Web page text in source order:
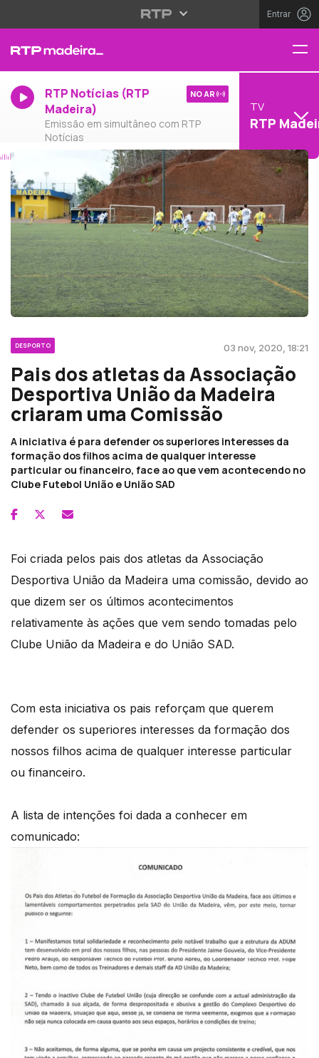
Entrar
RTP Notícias (RTP
Madeira)
Emissão em simultâneo com RTP
Notícias
NO AR
TV
RTP
DESPORTO 03 nov, 2020, 18:21
Pais dos atletas da Associação
Desportiva União da Madeira
criaram uma Comissão
A iniciativa é para defender os superiores interesses da
formação dos filhos acima de qualquer interesse
particular ou financeiro, face ao que vem acontecendo no
Clube Futebol União e União SAD
Foi criada pelos pais dos atletas da Associação
Desportiva União da Madeira uma comissão, devido ao
que dizem ser os últimos acontecimentos
relativamente às ações que vem sendo tomadas pelo
Clube União da Madeira e do União SAD.
Com esta iniciativa os pais reforçam que querem
defender os superiores interesses da formação dos
nossos filhos acima de qualquer interesse particular
ou financeiro.
A lista de intenções foi dada a conhecer em
comunicado: